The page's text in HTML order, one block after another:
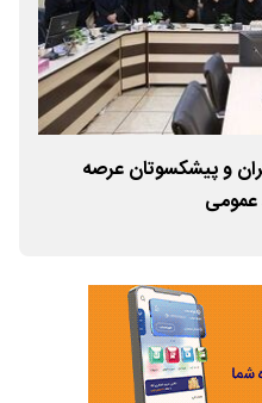
۵ از تلاشگران و پیشکسوتان عرصه
عمومی